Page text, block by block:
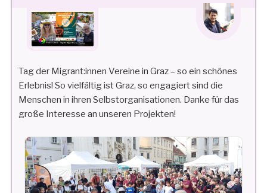
Tag der Migrant:innen Vereine in Graz – so ein schönes
Erlebnis! So vielfältig ist Graz, so engagiert sind die
Menschen in ihren Selbstorganisationen. Danke für das
große Interesse an unseren Projekten!